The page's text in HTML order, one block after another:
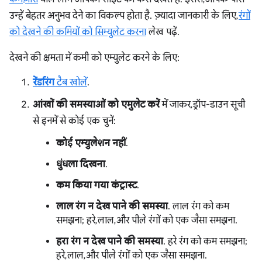
उन्हें बेहतर अनुभव देने का विकल्प होता है. ज़्यादा जानकारी के लिए,रंगों
को देखने की कमियों को सिम्युलेट करनालेख पढ़ें.
देखने की क्षमता में कमी को एम्युलेट करने के लिए:
रेंडरिंगटैब खोलें.
आंखों की समस्याओं को एमुलेट करेंमें जाकर, ड्रॉप-डाउन सूची
से इनमें से कोई एक चुनें:
कोई एम्युलेशन नहीं.
धुंधला दिखना.
कम किया गया कंट्रास्ट.
लाल रंग न देख पाने की समस्या. लाल रंग को कम
समझना; हरे, लाल, और पीले रंगों को एक जैसा समझना.
हरा रंग न देख पाने की समस्या. हरे रंग को कम समझना;
हरे, लाल, और पीले रंगों को एक जैसा समझना.